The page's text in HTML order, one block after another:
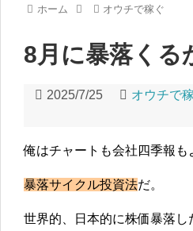
ホーム オウチで稼ぐ
8月に暴落くる
2025/7/25 オウチで
俺はチャートも会社四季報
暴落サイクル投資法だ。
世界的、日本的に株価暴落し